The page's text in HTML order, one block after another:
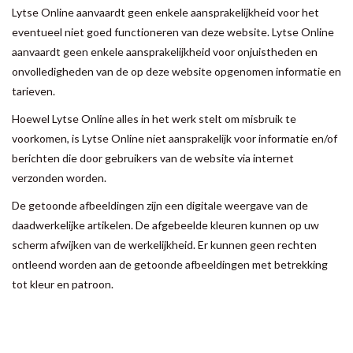
Lytse Online aanvaardt geen enkele aansprakelijkheid voor het
eventueel niet goed functioneren van deze website. Lytse Online
aanvaardt geen enkele aansprakelijkheid voor onjuistheden en
onvolledigheden van de op deze website opgenomen informatie en
tarieven.
Hoewel Lytse Online alles in het werk stelt om misbruik te
voorkomen, is Lytse Online niet aansprakelijk voor informatie en/of
berichten die door gebruikers van de website via internet
verzonden worden.
De getoonde afbeeldingen zijn een digitale weergave van de
daadwerkelijke artikelen. De afgebeelde kleuren kunnen op uw
scherm afwijken van de werkelijkheid. Er kunnen geen rechten
ontleend worden aan de getoonde afbeeldingen met betrekking
tot kleur en patroon.